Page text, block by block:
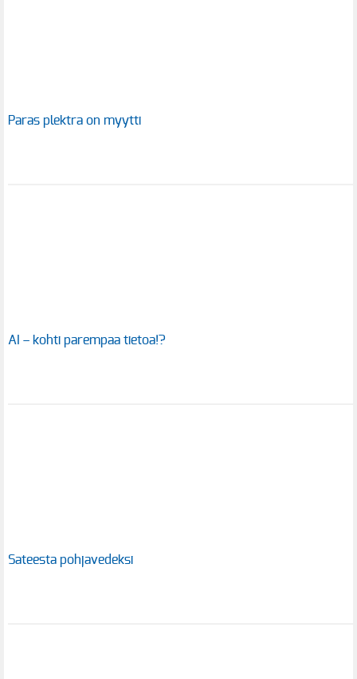
Paras plektra on myytti
AI – kohti parempaa tietoa!?
Sateesta pohjavedeksi